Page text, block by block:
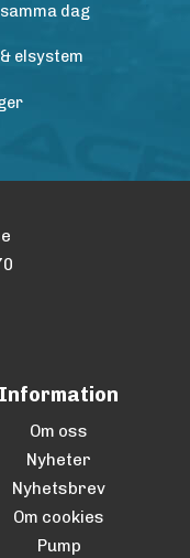
dag
elsystem
Information
Om oss
Nyheter
Nyhetsbrev
Om cookies
Pump